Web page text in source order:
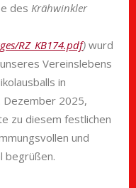
des Krähwinkler
RZ_KB174.pdf) wurd
Vereinslebens
in
Dezember 2025,
zu diesem festlichen
und
begrüßen.